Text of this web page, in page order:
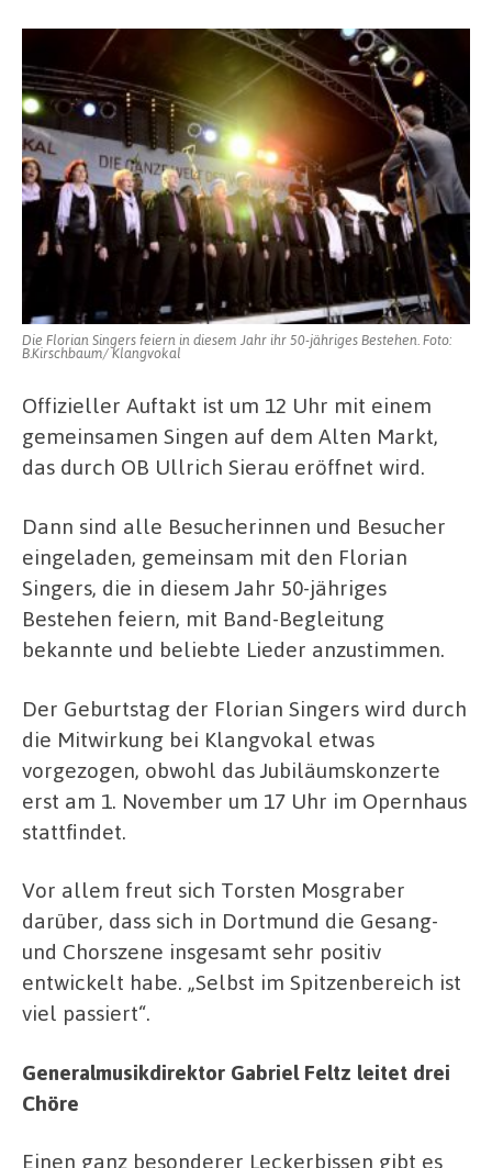
Die Florian Singers feiern in diesem Jahr ihr 50-jähriges Bestehen. Foto:
B.Kirschbaum/ Klangvokal
Offizieller Auftakt ist um 12 Uhr mit einem
gemeinsamen Singen auf dem Alten Markt,
das durch OB Ullrich Sierau eröffnet wird.
Dann sind alle Besucherinnen und Besucher
eingeladen, gemeinsam mit den Florian
Singers, die in diesem Jahr 50-jähriges
Bestehen feiern, mit Band-Begleitung
bekannte und beliebte Lieder anzustimmen.
Der Geburtstag der Florian Singers wird durch
die Mitwirkung bei Klangvokal etwas
vorgezogen, obwohl das Jubiläumskonzerte
erst am 1. November um 17 Uhr im Opernhaus
stattfindet.
Vor allem freut sich Torsten Mosgraber
darüber, dass sich in Dortmund die Gesang-
und Chorszene insgesamt sehr positiv
entwickelt habe. „Selbst im Spitzenbereich ist
viel passiert“.
Generalmusikdirektor Gabriel Feltz leitet drei
Chöre
Einen ganz besonderer Leckerbissen gibt es